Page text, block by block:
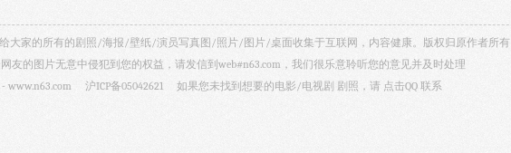
给大家的所有的剧照/海报/壁纸/演员写真图/照片/图片/桌面收集于互联网，内容健康。版权归原作者所有
友的图片无意中侵犯到您的权益，请发信到web#n63.com，我们很乐意聆听您的意见并及时处理
www.n63.com 沪ICP备05042621 如果您未找到想要的电影/电视剧 剧照，请 点击QQ 联系